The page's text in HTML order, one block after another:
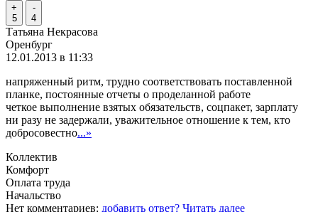
+
5
-
4
Татьяна Некрасова
Оренбург
12.01.2013 в 11:33
напряженный ритм, трудно соответствовать поставленной
планке, постоянные отчеты о проделанной работе
четкое выполнение взятых обязательств, соцпакет, зарплату
ни разу не задержали, уважительное отношение к тем, кто
добросовестно...»
Коллектив
Комфорт
Оплата труда
Начальство
Нет комментариев: добавить ответ? Читать далее